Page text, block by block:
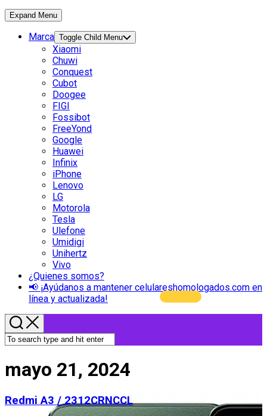
Expand Menu
Marca Toggle Child Menu
Xiaomi
Chuwi
Conquest
Cubot
Doogee
FIGI
Fossibot
FreeYond
Google
Huawei
Infinix
iPhone
Lenovo
LG
Motorola
Tesla
Ulefone
Umidigi
Unihertz
Vivo
¿Quienes somos?
📢 ¡Ayúdanos a mantener celulareshomologados.com en
línea y actualizada!
mayo 21, 2024
Redmi A3 / 2312CRNCCL